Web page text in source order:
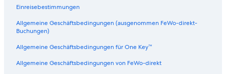
P
a
r
H
b
Einreisebestimmungen
Allgemeine Geschäftsbedingungen (ausgenommen FeWo-direkt-
Buchungen)
Allgemeine Geschäftsbedingungen für One Key™
Allgemeine Geschäftsbedingungen von FeWo-direkt